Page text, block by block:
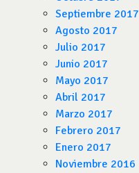
Septiembre 2017
Agosto 2017
Julio 2017
Junio 2017
Mayo 2017
Abril 2017
Marzo 2017
Febrero 2017
Enero 2017
Noviembre 2016